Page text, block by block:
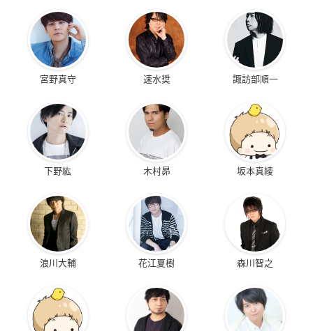
宮野真守 速水奨 諏訪部順一
下野紘 木村昴 坂本真綾
浪川大輔 花江夏樹 森川智之